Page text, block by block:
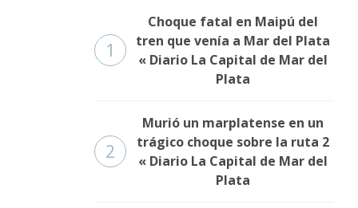
1
Choque fatal en Maipú del
tren que venía a Mar del Plata
« Diario La Capital de Mar del
Plata
2
Murió un marplatense en un
trágico choque sobre la ruta 2
« Diario La Capital de Mar del
Plata